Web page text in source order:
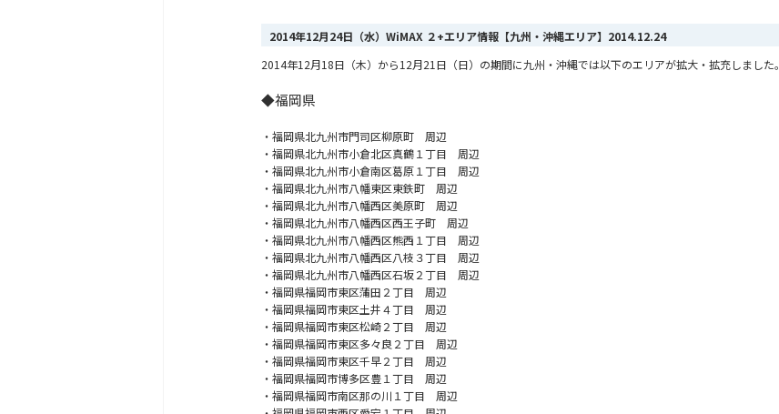
2014年12月24日（水）WiMAX ２+エリア情報【九州・沖縄エリア】 2014.12.24
2014年12月18日（木）から12月21日（日）の期間に九州・沖縄では以下のエリアが拡大・拡充しました。
◆福岡県
・福岡県北九州市門司区柳原町 周辺
・福岡県北九州市小倉北区真鶴１丁目 周辺
・福岡県北九州市小倉南区葛原１丁目 周辺
・福岡県北九州市八幡東区東鉄町 周辺
・福岡県北九州市八幡西区美原町 周辺
・福岡県北九州市八幡西区西王子町 周辺
・福岡県北九州市八幡西区熊西１丁目 周辺
・福岡県北九州市八幡西区八枝３丁目 周辺
・福岡県北九州市八幡西区石坂２丁目 周辺
・福岡県福岡市東区蒲田２丁目 周辺
・福岡県福岡市東区土井４丁目 周辺
・福岡県福岡市東区松崎２丁目 周辺
・福岡県福岡市東区多々良２丁目 周辺
・福岡県福岡市東区千早２丁目 周辺
・福岡県福岡市博多区豊１丁目 周辺
・福岡県福岡市南区那の川１丁目 周辺